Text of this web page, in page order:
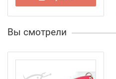
Вы смотрели